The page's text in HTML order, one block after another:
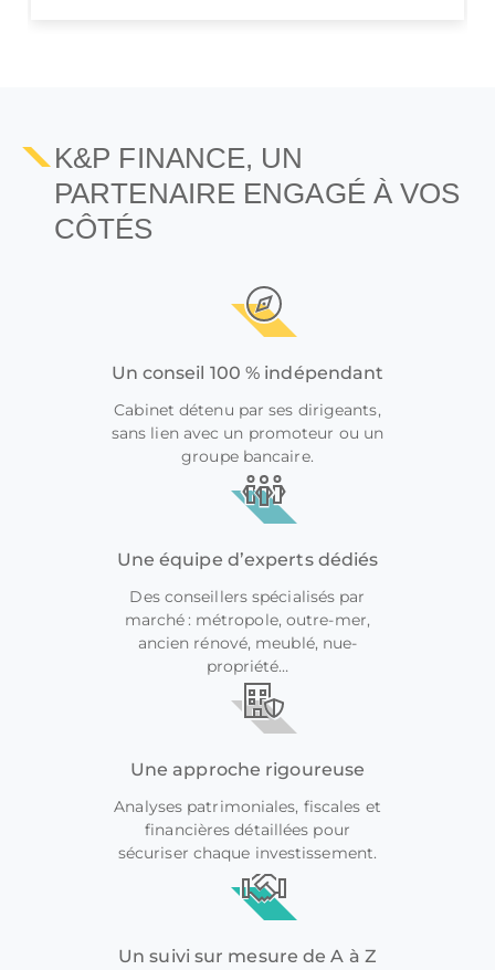
K&P FINANCE, UN
PARTENAIRE ENGAGÉ À VOS
CÔTÉS
Un conseil 100 % indépendant
Cabinet détenu par ses dirigeants,
sans lien avec un promoteur ou un
groupe bancaire.
Une équipe d’experts dédiés
Des conseillers spécialisés par
marché : métropole, outre-mer,
ancien rénové, meublé, nue-
propriété…
Une approche rigoureuse
Analyses patrimoniales, fiscales et
financières détaillées pour
sécuriser chaque investissement.
Un suivi sur mesure de A à Z